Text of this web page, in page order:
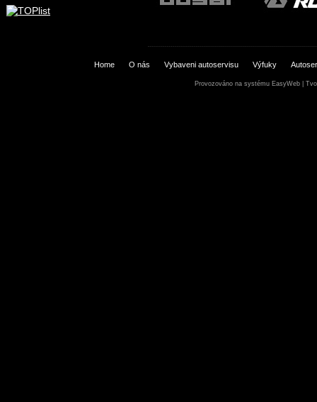
Home O nás Vybaveni autoservisu Výfuky
Provozováno na systému EasyWeb|